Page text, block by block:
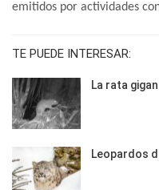
emitidos por actividades
TE PUEDE INTERESAR:
La rata
Leopardos